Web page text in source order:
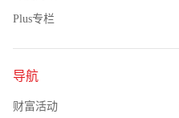
Plus专栏
导航
财富活动